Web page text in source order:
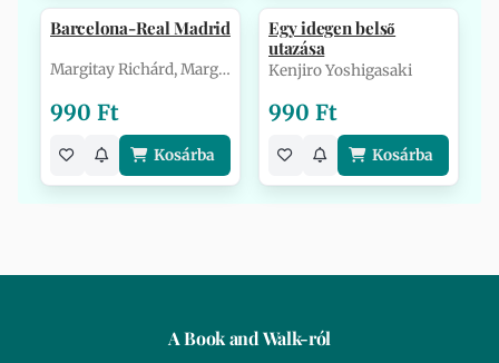
Barcelona-Real Madrid
Margitay Richárd, Margitay Zsolt
990 Ft
Kosárba
Egy idegen belső
utazása
Kenjiro Yoshigasaki
990 Ft
Kosárba
A Book and Walk-ról